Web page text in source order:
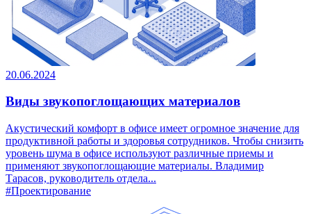
20.06.2024
Виды звукопоглощающих материалов
Акустический комфорт в офисе имеет огромное значение для
продуктивной работы и здоровья сотрудников. Чтобы снизить
уровень шума в офисе используют различные приемы и
применяют звукопоглощающие материалы. Владимир
Тарасов, руководитель отдела...
#Проектирование